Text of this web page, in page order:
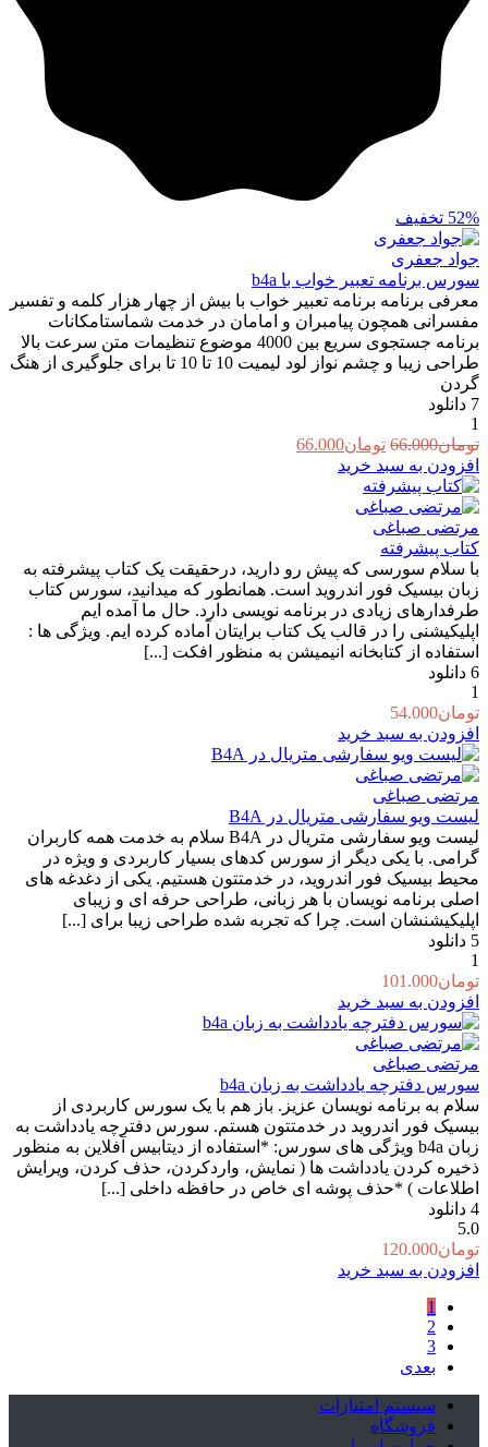
52% تخفیف
جواد جعفری
سورس برنامه تعبیر خواب با b4a
معرفی برنامه برنامه تعبیر خواب با بیش از چهار هزار کلمه و تفسیر
مفسرانی همچون پیامبران و امامان در خدمت شماستامکانات
برنامه جستجوی سریع بین 4000 موضوع تنظیمات متن سرعت بالا
طراحی زیبا و چشم نواز لود لیمیت 10 تا 10 تا برای جلوگیری از هنگ
گردن
7 دانلود
1
تومان66.000 قیمت
اصلی:
بود.
تومان66.000قیمت
افزودن به سبد خرید
مرتضی صباغی
کتاب پیشرفته
با سلام سورسی که پیش رو دارید، درحقیقت یک کتاب پیشرفته به
زبان بیسیک فور اندروید است. همانطور که میدانید، سورس کتاب
طرفدارهای زیادی در برنامه نویسی دارد. حال ما آمده ایم
اپلیکیشنی را در قالب یک کتاب برایتان آماده کرده ایم. ویژگی ها :
استفاده از کتابخانه انیمیشن به منظور افکت [...]
6 دانلود
1
تومان54.000
افزودن به سبد خرید
مرتضی صباغی
لیست ویو سفارشی متریال در B4A
لیست ویو سفارشی متریال در B4A سلام به خدمت همه کاربران
گرامی. با یکی دیگر از سورس کدهای بسیار کاربردی و ویژه در
محیط بیسیک فور اندروید، در خدمتتون هستیم. یکی از دغدغه های
اصلی برنامه نویسان با هر زبانی، طراحی حرفه ای و زیبای
اپلیکیشنشان است. چرا که تجربه شده طراحی زیبا برای [...]
5 دانلود
1
تومان101.000
افزودن به سبد خرید
مرتضی صباغی
سورس دفترچه یادداشت به زبان b4a
سلام به برنامه نویسان عزیز. باز هم با یک سورس کاربردی از
بیسیک فور اندروید در خدمتتون هستم. سورس دفترچه یادداشت به
زبان b4a ویژگی های سورس: *استفاده از دیتابیس آفلاین به منظور
ذخیره کردن یادداشت ها ( نمایش، واردکردن، حذف کردن، ویرایش
اطلاعات ) *حذف پوشه ای خاص در حافظه داخلی [...]
4 دانلود
5.0
تومان120.000
افزودن به سبد خرید
1
2
3
بعدی
سیستم امتیازات
فروشگاه